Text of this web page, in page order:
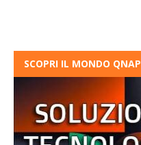
SCOPRI IL MONDO QNAP